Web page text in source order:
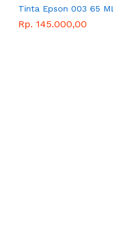
Tinta Epson 003 65 ML
Rp. 145.000,00